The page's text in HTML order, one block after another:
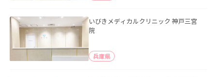
いびきメディカルクリニック 神戸三宮
院
兵庫県